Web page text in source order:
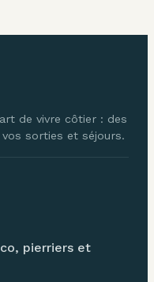
de vivre côtier : des
sorties et séjours.
pierriers et